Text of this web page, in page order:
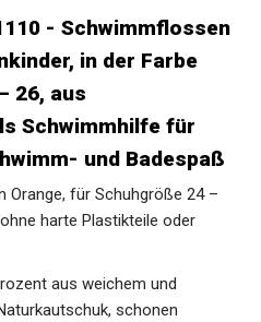
- Schwimmflossen
in der Farbe
26, aus
Schwimmhilfe für
und Badespaß
Orange, für Schuhgröße 24 –
harte Plastikteile oder
aus weichem und
schonen